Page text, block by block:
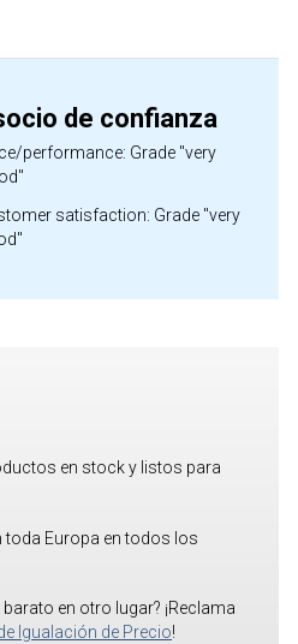
de confianza
performance: Grade "very
satisfaction: Grade "very
en stock y listos para
toda Europa en todos los
en otro lugar? ¡Reclama
Igualación de Precio!